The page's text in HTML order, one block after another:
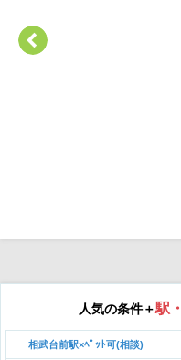
人気の条件＋駅
相武台前駅×ﾍﾟｯﾄ可(相談)